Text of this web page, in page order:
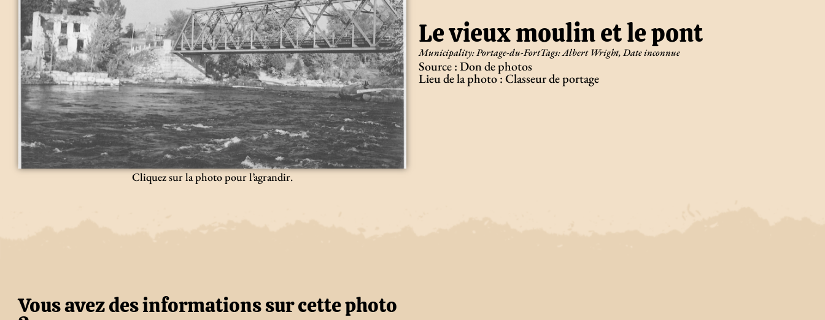
Cliquez sur la photo pour l’agrandir.
Le vieux moulin et le pont
Municipality:Portage-du-FortTags:Albert Wright,Date inconnue
Source : Don de photos
Lieu de la photo : Classeur de portage
Vous avez des informations sur cette photo